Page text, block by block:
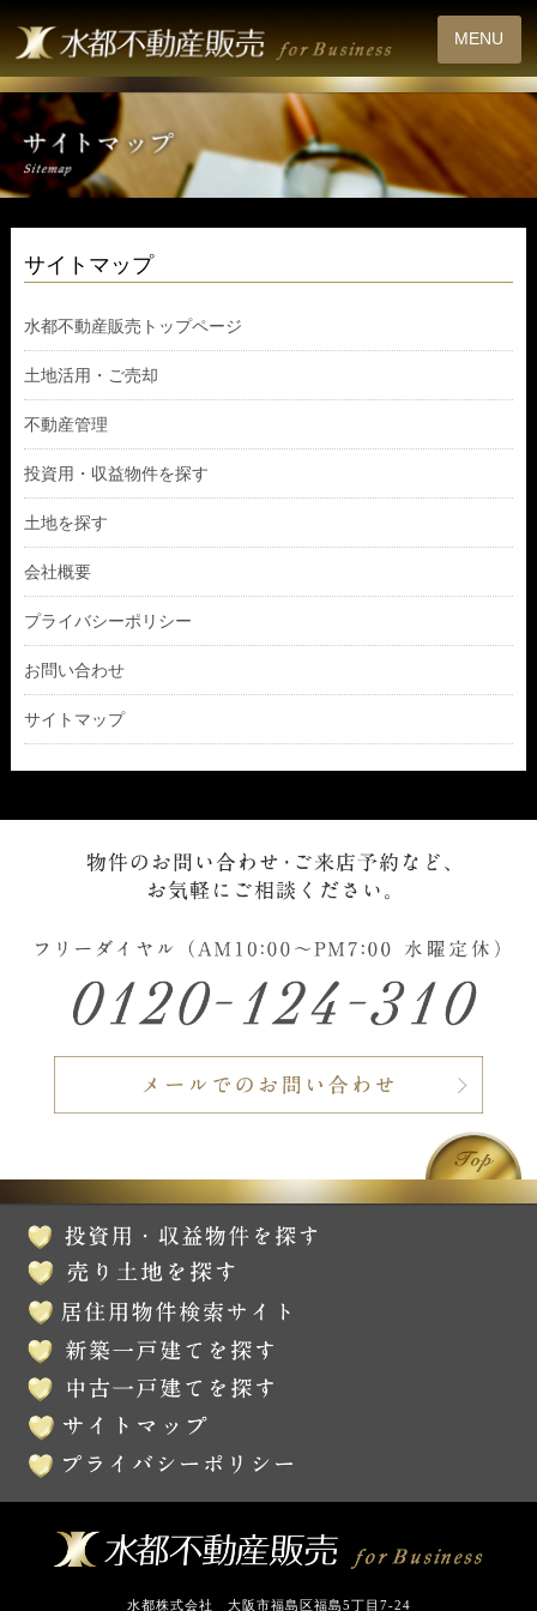
MENU
サイトマップ
水都不動産販売トップページ
土地活用・ご売却
不動産管理
投資用・収益物件を探す
土地を探す
会社概要
プライバシーポリシー
お問い合わせ
サイトマップ
水都株式会社 大阪市福島区福島5丁目7-24